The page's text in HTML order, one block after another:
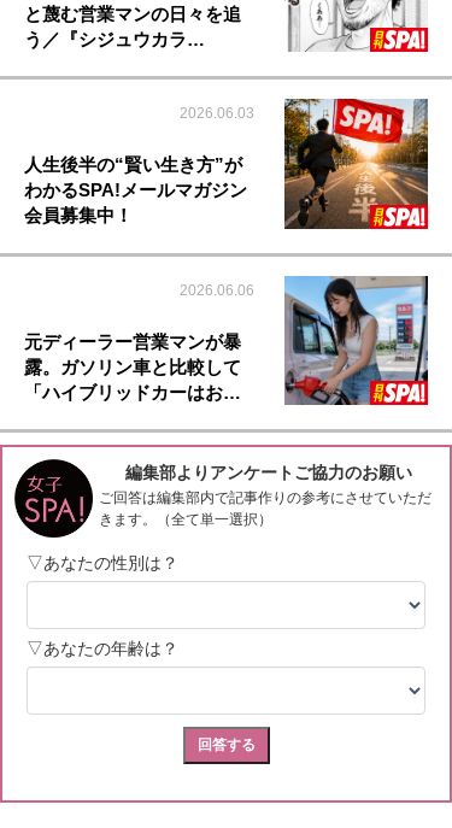
と蔑む営業マンの日々を追
う／『シジュウカラ…
2026.06.03
人生後半の“賢い生き方”が
わかるSPA!メールマガジン
会員募集中！
2026.06.06
元ディーラー営業マンが暴
露。ガソリン車と比較して
「ハイブリッドカーはお…